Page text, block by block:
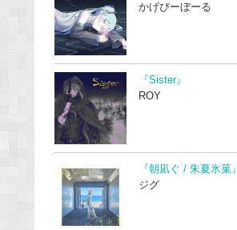
かげぴーぼーる
『Sister』
ROY
『朝凪ぐ / 朱夏氷菓』
ジグ